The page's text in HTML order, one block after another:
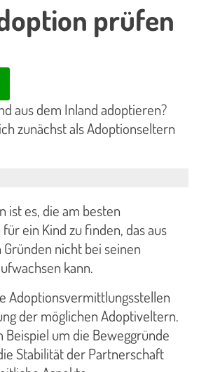
prüfen
aus dem Inland adoptieren?
zunächst als Adoptionseltern
ist es, die am besten
ein Kind zu finden, das aus
nicht bei seinen
kann.
Adoptionsvermittlungsstellen
der möglichen Adoptiveltern.
Beispiel um die Beweggründe
Stabilität der Partnerschaft